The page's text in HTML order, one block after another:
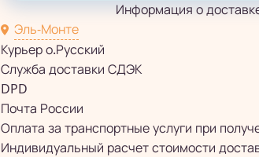
Информация о
Эль-Монте
Курьер о.Русский
Служба доставки СДЭК
DPD
Почта России
Оплата за транспортные услуги при
Индивидуальный расчет стоимости